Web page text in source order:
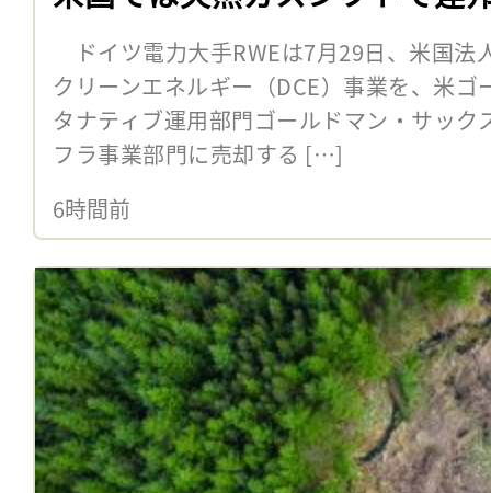
ドイツ電力大手RWEは7月29日、米国法
クリーンエネルギー（DCE）事業を、米
タナティブ運用部門ゴールドマン・サック
フラ事業部門に売却する […]
6時間前